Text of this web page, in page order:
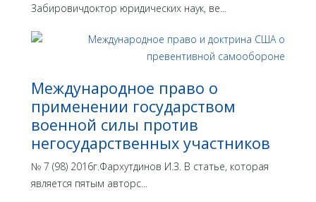
Забировичдоктор юридических наук, ве...
Международное право о
применении государством
военной силы против
негосударственных участников
№ 7 (98) 2016г.Фархутдинов И.З. В статье, которая
является пятым авторс...